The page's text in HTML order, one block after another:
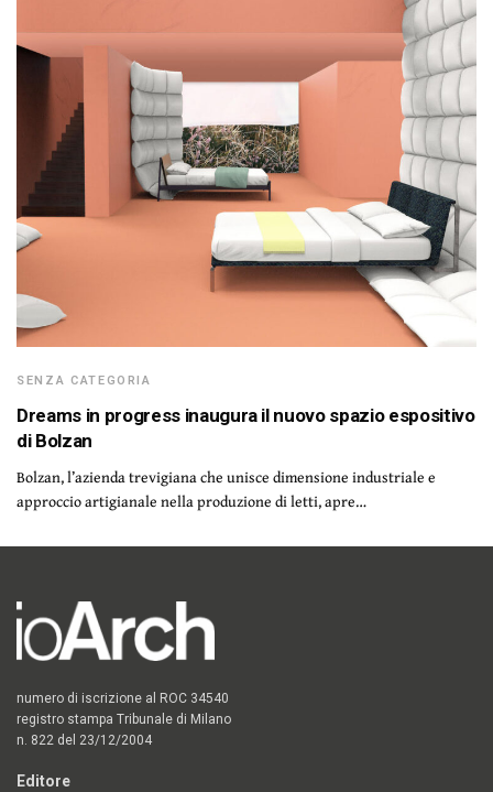
SENZA CATEGORIA
Dreams in progress inaugura il nuovo spazio espositivo
di Bolzan
Bolzan, l’azienda trevigiana che unisce dimensione industriale e
approccio artigianale nella produzione di letti, apre…
numero di iscrizione al ROC 34540
registro stampa Tribunale di Milano
n. 822 del 23/12/2004
Editore